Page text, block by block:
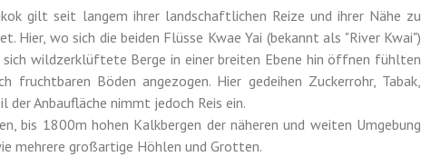
gilt seit langem ihrer landschaftlichen Reize und ihrer Nähe zu
Hier, wo sich die beiden Flüsse Kwae Yai (bekannt als "River Kwai")
wildzerklüftete Berge in einer breiten Ebene hin öffnen fühlten
fruchtbaren Böden angezogen. Hier gedeihen Zuckerrohr, Tabak,
Anbaufläche nimmt jedoch Reis ein.
bis 1800m hohen Kalkbergen der näheren und weiten Umgebung
mehrere großartige Höhlen und Grotten.